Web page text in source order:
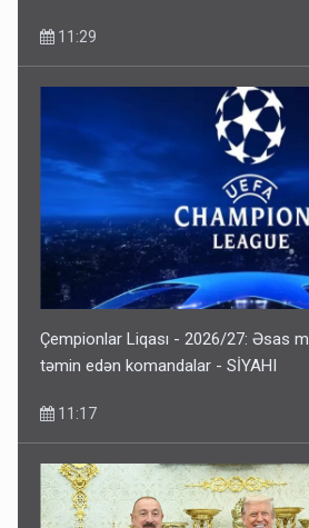
11:29
Çempionlar Liqası - 2026/27: Əsas
təmin edən komandalar - SİYAHI
11:17